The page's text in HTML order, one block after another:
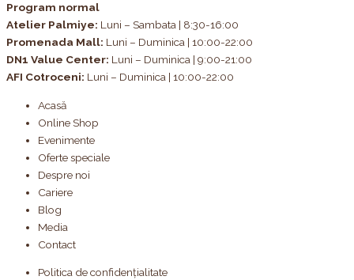
Program normal
Atelier Palmiye: Luni – Sambata | 8:30-16:00
Promenada Mall: Luni – Duminica | 10:00-22:00
DN1 Value Center: Luni – Duminica | 9:00-21:00
AFI Cotroceni: Luni – Duminica | 10:00-22:00
Acasă
Online Shop
Evenimente
Oferte speciale
Despre noi
Cariere
Blog
Media
Contact
Politica de confidențialitate